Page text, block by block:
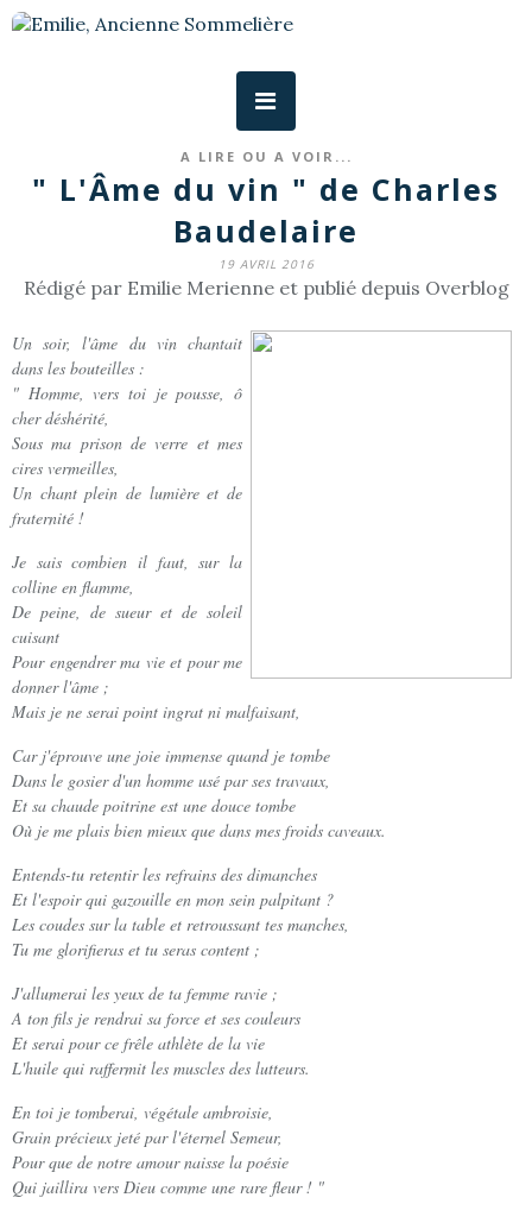
A LIRE OU A VOIR...
" L'Âme du vin " de Charles
Baudelaire
19 AVRIL 2016
Rédigé par Emilie Merienne et publié depuis Overblog
Un soir, l'âme du vin chantait
dans les bouteilles :
" Homme, vers toi je pousse, ô
cher déshérité,
Sous ma prison de verre et mes
cires vermeilles,
Un chant plein de lumière et de
fraternité !
Je sais combien il faut, sur la
colline en flamme,
De peine, de sueur et de soleil
cuisant
Pour engendrer ma vie et pour me
donner l'âme ;
Mais je ne serai point ingrat ni malfaisant,
Car j'éprouve une joie immense quand je tombe
Dans le gosier d'un homme usé par ses travaux,
Et sa chaude poitrine est une douce tombe
Où je me plais bien mieux que dans mes froids caveaux.
Entends-tu retentir les refrains des dimanches
Et l'espoir qui gazouille en mon sein palpitant ?
Les coudes sur la table et retroussant tes manches,
Tu me glorifieras et tu seras content ;
J'allumerai les yeux de ta femme ravie ;
A ton fils je rendrai sa force et ses couleurs
Et serai pour ce frêle athlète de la vie
L'huile qui raffermit les muscles des lutteurs.
En toi je tomberai, végétale ambroisie,
Grain précieux jeté par l'éternel Semeur,
Pour que de notre amour naisse la poésie
Qui jaillira vers Dieu comme une rare fleur ! "